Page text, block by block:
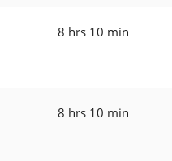
8 hrs 10 min
8 hrs 10 min